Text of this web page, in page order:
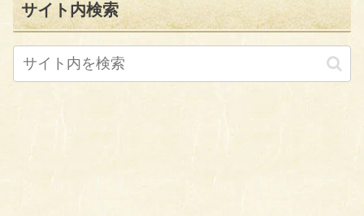
サイト内検索